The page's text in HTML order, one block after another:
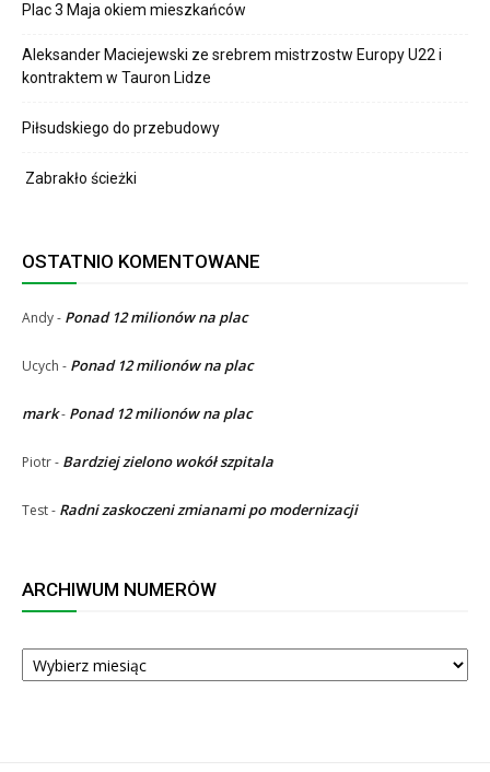
Plac 3 Maja okiem mieszkańców
Aleksander Maciejewski ze srebrem mistrzostw Europy U22 i
kontraktem w Tauron Lidze
Piłsudskiego do przebudowy
Zabrakło ścieżki
OSTATNIO KOMENTOWANE
Andy- Ponad 12 milionów na plac
Ucych - Ponad 12 milionów na plac
mark- Ponad 12 milionów na plac
Piotr- Bardziej zielono wokół szpitala
Test- Radni zaskoczeni zmianami po modernizacji
ARCHIWUM NUMERÓW
ARCHIWUM
NUMERÓW